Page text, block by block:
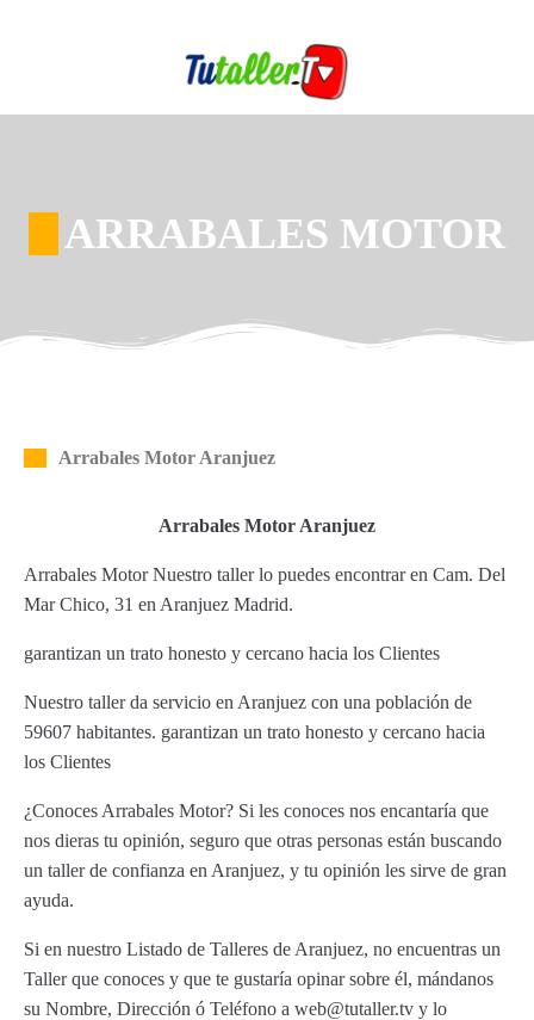
ARRABALES MOTOR
Arrabales Motor Aranjuez
Arrabales Motor Aranjuez
Arrabales Motor Nuestro taller lo puedes encontrar en Cam. Del
Mar Chico, 31 en Aranjuez Madrid.
garantizan un trato honesto y cercano hacia los Clientes
Nuestro taller da servicio en Aranjuez con una población de
59607 habitantes. garantizan un trato honesto y cercano hacia
los Clientes
¿Conoces Arrabales Motor? Si les conoces nos encantaría que
nos dieras tu opinión, seguro que otras personas están buscando
un taller de confianza en Aranjuez, y tu opinión les sirve de gran
ayuda.
Si en nuestro Listado de Talleres de Aranjuez, no encuentras un
Taller que conoces y que te gustaría opinar sobre él, mándanos
su Nombre, Dirección ó Teléfono a web@tutaller.tv y lo